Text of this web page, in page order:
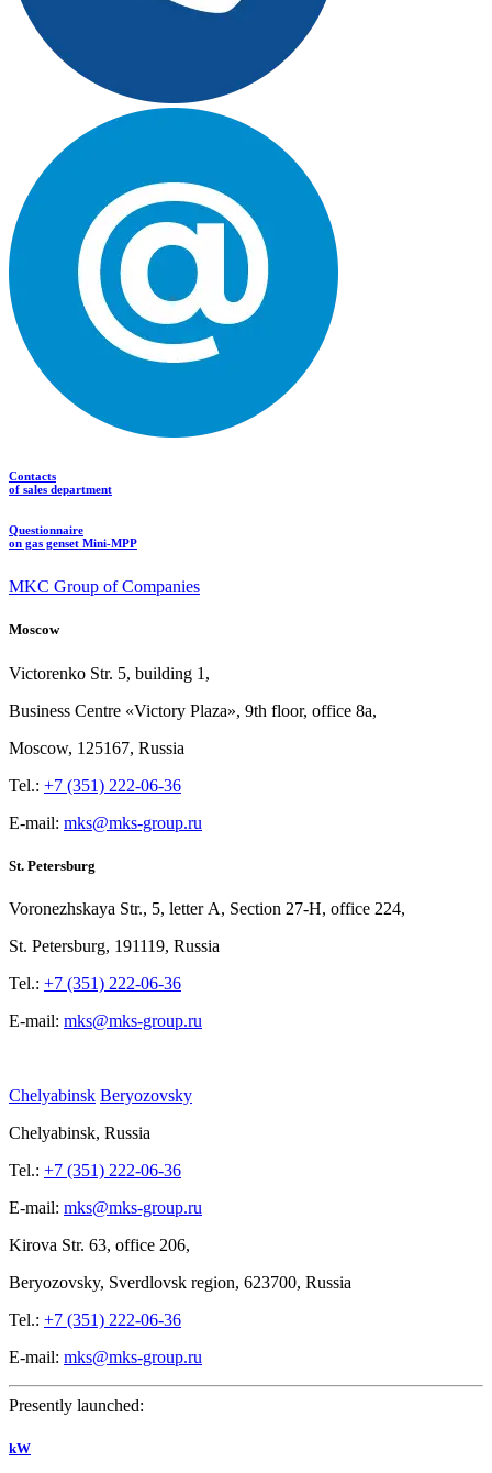
Contacts
of sales department
Questionnaire
on gas genset Mini-MPP
MKC Group of Companies
Moscow
Victorenko Str. 5, building 1,
Business Centre «Victory Plaza», 9th floor, office 8a,
Moscow, 125167, Russia
Tel.: +7 (351) 222-06-36
E-mail: mks@mks-group.ru
St. Petersburg
Voronezhskaya Str., 5, letter A, Section 27-Н, office 224,
St. Petersburg, 191119, Russia
Tel.: +7 (351) 222-06-36
E-mail: mks@mks-group.ru
Chelyabinsk Beryozovsky
Chelyabinsk, Russia
Tel.: +7 (351) 222-06-36
E-mail: mks@mks-group.ru
Kirova Str. 63, office 206,
Beryozovsky, Sverdlovsk region, 623700, Russia
Tel.: +7 (351) 222-06-36
E-mail: mks@mks-group.ru
Presently launched:
kW